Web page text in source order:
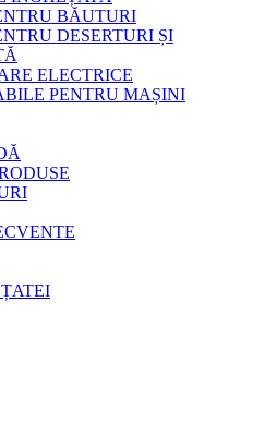
BĂUTURI
DESERTURI ȘI
ELECTRICE
PENTRU MAȘINI